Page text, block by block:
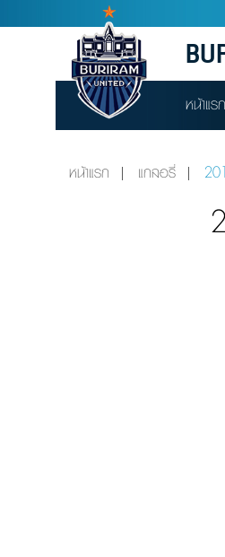
หน้าแรก
หน้าแรก แกลอรี่